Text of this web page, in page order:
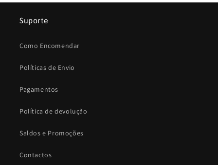
Suporte
Como Encomendar
Políticas de Envio
Pagamentos
Política de devolução
Saldos e Promoções
Contactos